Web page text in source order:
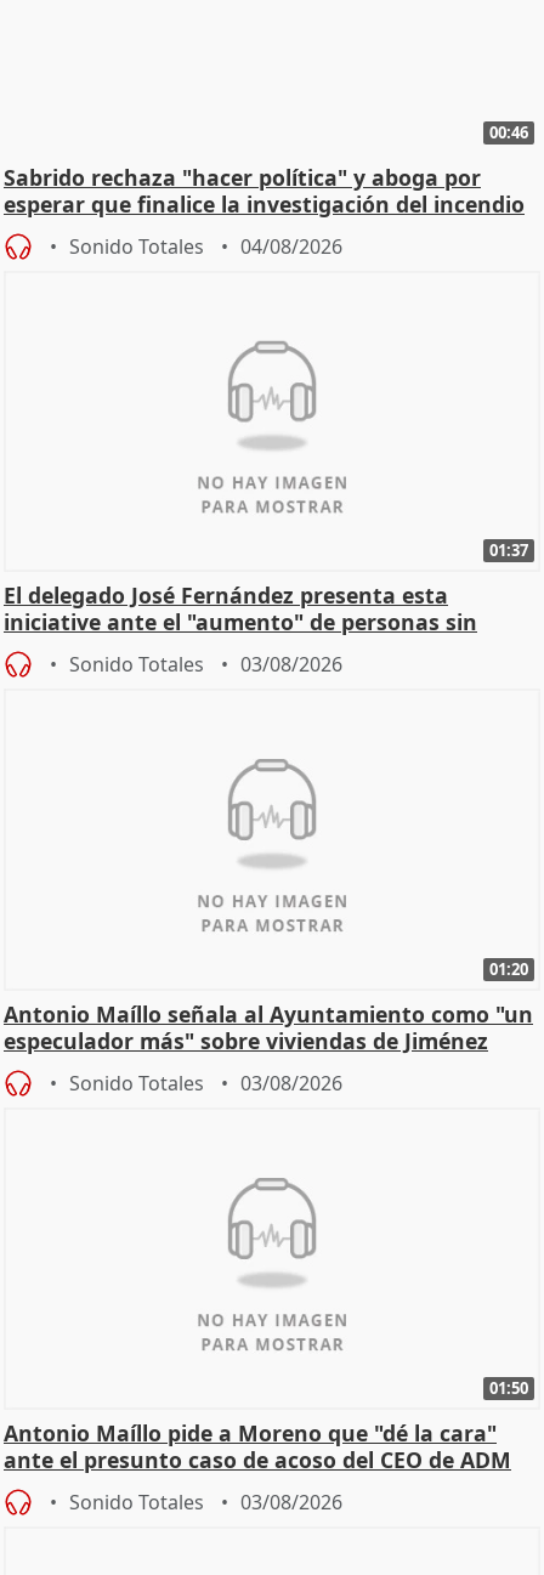
00:46
Sabrido rechaza "hacer política" y aboga por
esperar que finalice la investigación del incendio
Sonido Totales 04/08/2026
01:37
El delegado José Fernández presenta esta
iniciative ante el "aumento" de personas sin
hogar en Madri
Sonido Totales 03/08/2026
01:20
Antonio Maíllo señala al Ayuntamiento como "un
especulador más" sobre viviendas de Jiménez
Becerril
Sonido Totales 03/08/2026
01:50
Antonio Maíllo pide a Moreno que "dé la cara"
ante el presunto caso de acoso del CEO de ADM
Sonido Totales 03/08/2026